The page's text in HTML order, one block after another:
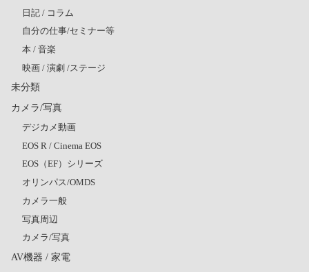
日記 / コラム
自分の仕事/セミナー等
本 / 音楽
映画 / 演劇 /ステージ
未分類
カメラ/写真
デジカメ動画
EOS R / Cinema EOS
EOS（EF）シリーズ
オリンパス/OMDS
カメラ一般
写真周辺
カメラ/写真
AV機器 / 家電